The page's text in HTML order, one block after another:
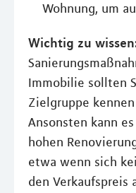
Wohnung, um
Wichtig zu
Immobilie sollten
Zielgruppe
Ansonsten kann
hohen
etwa wenn sich
den Verkaufspreis